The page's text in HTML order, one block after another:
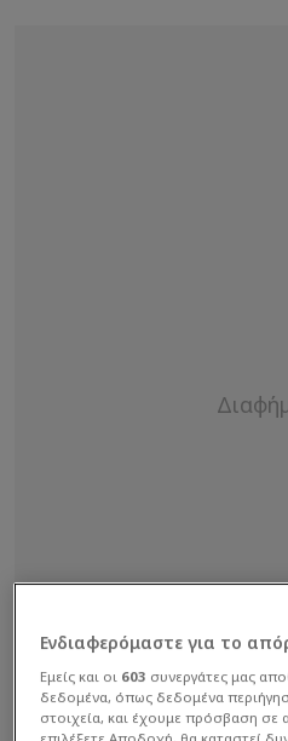
Ενδιαφερόμαστε για το
Εμείς και οι 603 συνεργάτες μας
δεδομένα, όπως δεδομένα
στοιχεία, και έχουμε πρόσβαση σε